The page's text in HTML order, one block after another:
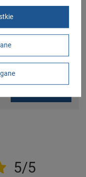
5/5